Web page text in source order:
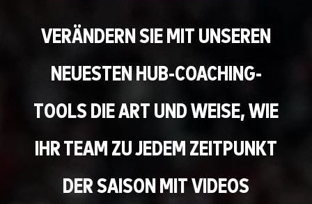
VERÄNDERN SIE MIT UNSEREN
NEUESTEN HUB-COACHING-
TOOLS DIE ART UND WEISE, WIE
IHR TEAM ZU JEDEM ZEITPUNKT
DER SAISON MIT VIDEOS